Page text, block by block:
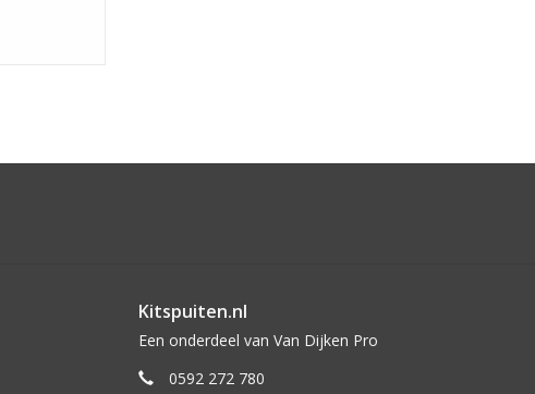
Kitspuiten.nl
Een onderdeel van Van Dijken Pro
0592 272 780